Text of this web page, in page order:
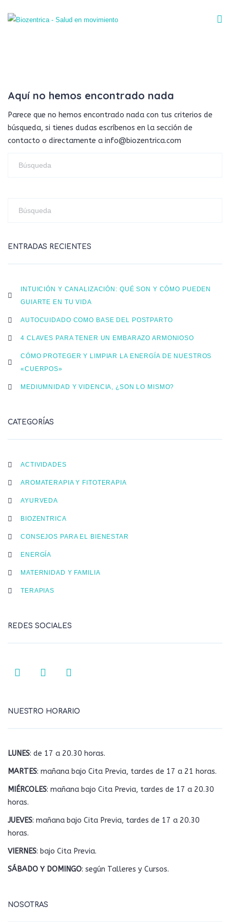
Aquí no hemos encontrado nada
Parece que no hemos encontrado nada con tus criterios de
búsqueda, si tienes dudas escríbenos en la sección de
contacto o directamente a info@biozentrica.com
ENTRADAS RECIENTES
INTUICIÓN Y CANALIZACIÓN: QUÉ SON Y CÓMO PUEDEN
GUIARTE EN TU VIDA
AUTOCUIDADO COMO BASE DEL POSTPARTO
4 CLAVES PARA TENER UN EMBARAZO ARMONIOSO
CÓMO PROTEGER Y LIMPIAR LA ENERGÍA DE NUESTROS
«CUERPOS»
MEDIUMNIDAD Y VIDENCIA, ¿SON LO MISMO?
CATEGORÍAS
ACTIVIDADES
AROMATERAPIA Y FITOTERAPIA
AYURVEDA
BIOZENTRICA
CONSEJOS PARA EL BIENESTAR
ENERGÍA
MATERNIDAD Y FAMILIA
TERAPIAS
REDES SOCIALES
NUESTRO HORARIO
LUNES: de 17 a 20.30 horas.
MARTES: mañana bajo Cita Previa, tardes de 17 a 21 horas.
MIÉRCOLES: mañana bajo Cita Previa, tardes de 17 a 20.30
horas.
JUEVES: mañana bajo Cita Previa, tardes de 17 a 20.30
horas.
VIERNES: bajo Cita Previa.
SÁBADO Y DOMINGO: según Talleres y Cursos.
NOSOTRAS